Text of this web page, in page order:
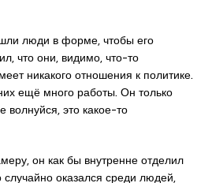
люди в форме, чтобы его
что они, видимо, что-то
никакого отношения к политике.
ещё много работы. Он только
волнуйся, это какое-то
он как бы внутренне отделил
случайно оказался среди людей,